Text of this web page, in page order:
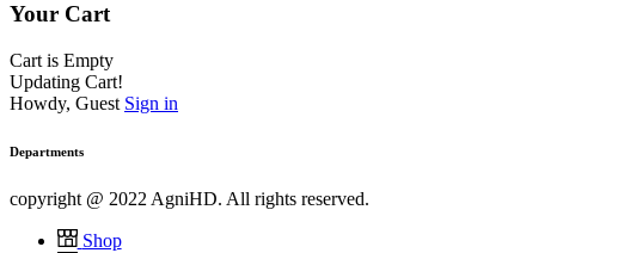
Your Cart
Cart is Empty
Updating Cart!
Howdy, Guest Sign in
Departments
copyright @ 2022 AgniHD. All rights reserved.
Shop